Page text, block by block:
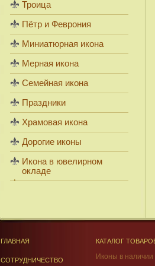
Троица
Пётр и Феврония
Миниатюрная икона
Мерная икона
Семейная икона
Праздники
Храмовая икона
Дорогие иконы
Икона в ювелирном
окладе
ГЛАВНАЯ
СОТРУДНИЧЕСТВО
КАТАЛОГ
Иконы в наличии